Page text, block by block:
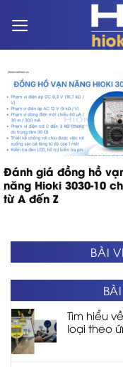
qua
Đánh giá đồng hồ
năng Hioki 3030-10
từ A đến Z
BÀI
Tìm hiểu
loại theo